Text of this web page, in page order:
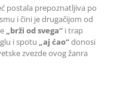
postala prepoznatljiva po
i čini je drugačijom od
„brži od svega“ i trap
i spotu „aj ćao“donosi
zvezde ovog žanra